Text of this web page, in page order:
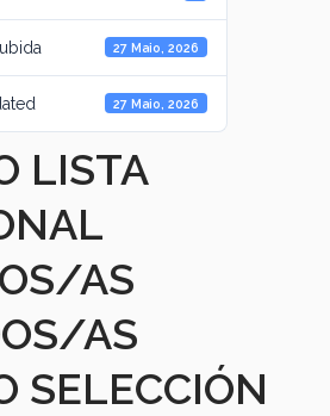
27 Maio, 2026
27 Maio, 2026
LISTA
AS
AS
SELECCIÓN